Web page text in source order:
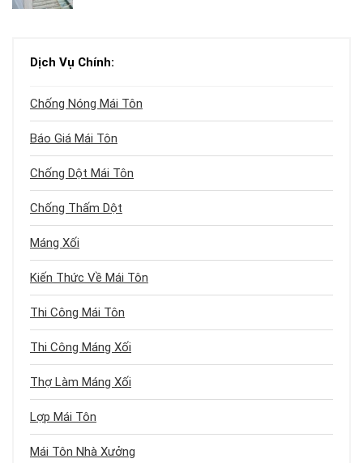
Dịch Vụ Chính:
Chống Nóng Mái Tôn
Báo Giá Mái Tôn
Chống Dột Mái Tôn
Chống Thấm Dột
Máng Xối
Kiến Thức Về Mái Tôn
Thi Công Mái Tôn
Thi Công Máng Xối
Thợ Làm Máng Xối
Lợp Mái Tôn
Mái Tôn Nhà Xưởng